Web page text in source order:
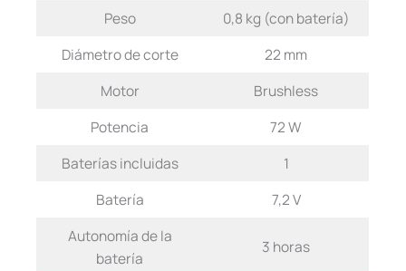
Peso
0,8 kg (con batería)
Diámetro de corte
22 mm
Motor
Brushless
Potencia
72 W
Baterías incluidas
1
Batería
7,2 V
Autonomía de la
batería
3 horas